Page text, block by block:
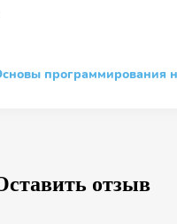
программирования
отзыв